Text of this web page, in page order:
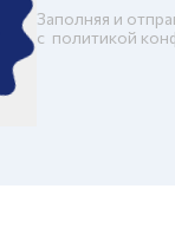
Заполняя и
c политикой